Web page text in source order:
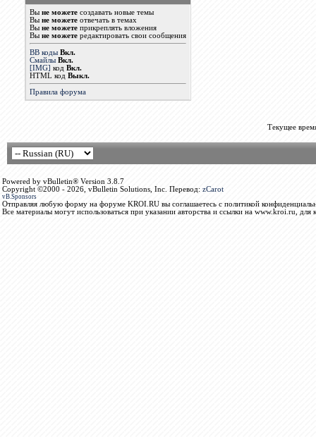
Вы не можетесоздавать новые темы
Вы не можетеотвечать в темах
Вы не можетеприкреплять вложения
Вы не можетередактировать свои сообщения
BB коды Вкл.
Смайлы Вкл.
[IMG] код Вкл.
HTML код Выкл.
Правила форума
Текущее
Powered by vBulletin® Version 3.8.7
Copyright ©2000 - 2026, vBulletin Solutions, Inc. Перевод: zCarot
vB.Sponsors
Отправляя любую форму на форуме KROI.RU вы соглашаетесь с политикой
Все материалы могут использоваться при указании авторства и ссылки на www.kroi.ru, для